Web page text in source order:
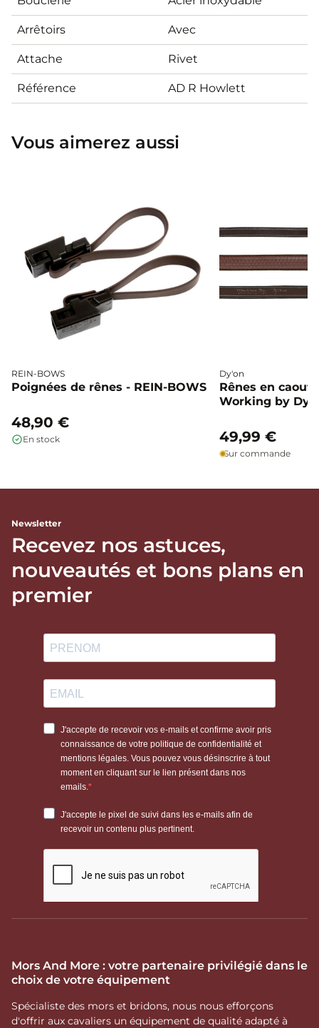
Arrêtoirs Avec
Attache Rivet
Référence AD R Howlett
Vous aimerez aussi
REIN-BOWS
Poignées de rênes - REIN-BOWS
48,90 €
En stock
Dy'on
Rênes en
Working by
49,99 €
Sur commande
Newsletter
Recevez nos astuces,
nouveautés et bons plans en
premier
Mors And More : votre partenaire privilégié dans le
choix de votre équipement
Spécialiste des mors et bridons, nous nous efforçons
d'offrir aux cavaliers un équipement de qualité adapté à